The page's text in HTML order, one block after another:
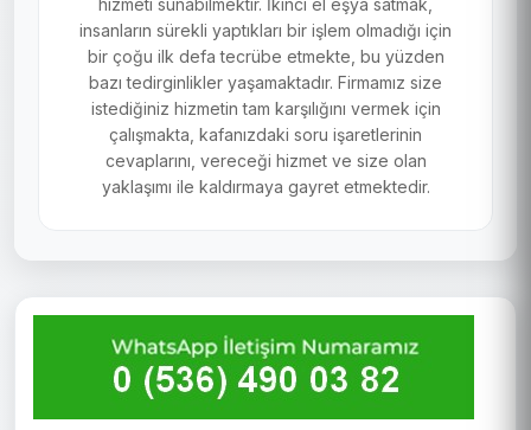
hizmeti sunabilmektir. İkinci el eşya satmak,
insanların sürekli yaptıkları bir işlem olmadığı için
bir çoğu ilk defa tecrübe etmekte, bu yüzden
bazı tedirginlikler yaşamaktadır. Firmamız size
istediğiniz hizmetin tam karşılığını vermek için
çalışmakta, kafanızdaki soru işaretlerinin
cevaplarını, vereceği hizmet ve size olan
yaklaşımı ile kaldırmaya gayret etmektedir.